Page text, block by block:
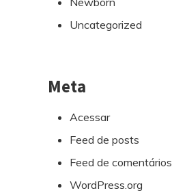
Uncategorized
Meta
Acessar
Feed de posts
Feed de comentários
WordPress.org